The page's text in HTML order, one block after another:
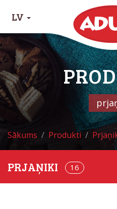
LV
Sākums Produkti
22
PRJAŅIKI 16